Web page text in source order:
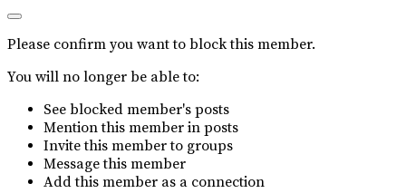
Please confirm you want to block this member.
You will no longer be able to:
See blocked member's posts
Mention this member in posts
Invite this member to groups
Message this member
Add this member as a connection